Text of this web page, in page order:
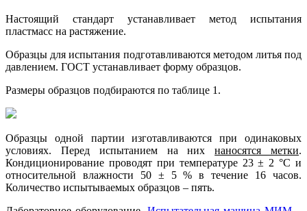
Настоящий стандарт устанавливает метод испытания
пластмасс на растяжение.
Образцы для испытания подготавливаются методом литья под
давлением. ГОСТ устанавливает форму образцов.
Размеры образцов подбираются по таблице 1.
Образцы одной партии изготавливаются при одинаковых
условиях. Перед испытанием на нихнаносятся метки.
Кондиционирование проводят при температуре 23 ± 2 °С и
относительной влажности 50 ± 5 % в течение 16 часов.
Количество испытываемых образцов – пять.